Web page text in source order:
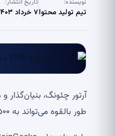
نویسنده:
تیم تولید محتوا
تاریخ انتشار:
۷ خرداد ۱۴۰۳
طور بالقوه می‌تواند به ۴۵۰۰ دلار برسد.